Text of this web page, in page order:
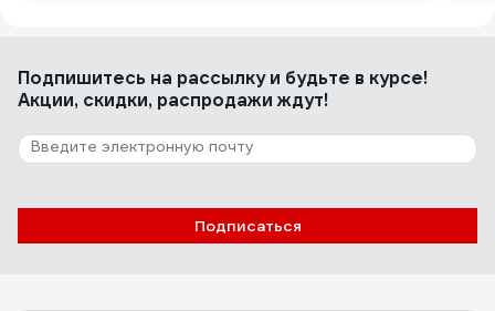
Подпишитесь на рассылкуи будьте в курсе!
Акции, скидки, распродажи ждут!
Подписаться